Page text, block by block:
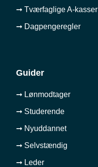
➞ Tværfaglige A-kasser
➞ Dagpengeregler
Guider
➞ Lønmodtager
➞ Studerende
➞ Nyuddannet
➞ Selvstændig
➞ Leder